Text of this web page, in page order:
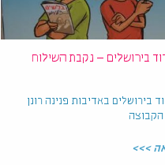
בירושלים – נקבת השילוח
בירושלים באדיבות פנינה רונן
>>>